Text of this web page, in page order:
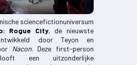
sciencefictionuniversum
Rogue City, de nieuwste
door Teyon en
Nacon. Deze first-person
een uitzonderlijke